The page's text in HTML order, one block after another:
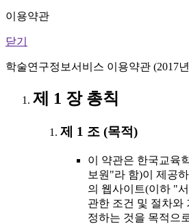
이용약관
닫기
학술연구정보서비스 이용약관 (2017
제 1 장 총칙
제 1 조 (목적)
이 약관은 한국교육
보원"라 함)이 제공
의 웹사이트(이하 "
관한 조건 및 절차와
정하는 것을 목적으